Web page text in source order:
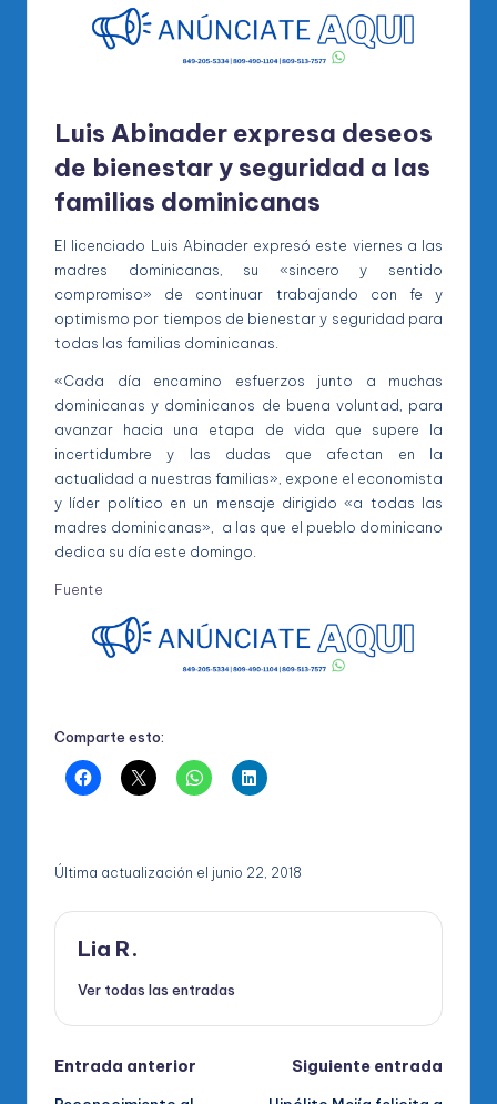
Luis Abinader expresa deseos
de bienestar y seguridad a las
familias dominicanas
El licenciado Luis Abinader expresó este viernes a las
madres dominicanas, su «sincero y sentido
compromiso» de continuar trabajando con fe y
optimismo por tiempos de bienestar y seguridad para
todas las familias dominicanas.
«Cada día encamino esfuerzos junto a muchas
dominicanas y dominicanos de buena voluntad, para
avanzar hacia una etapa de vida que supere la
incertidumbre y las dudas que afectan en la
actualidad a nuestras familias», expone el economista
y líder político en un mensaje dirigido «a todas las
madres dominicanas», a las que el pueblo dominicano
dedica su día este domingo.
Fuente
Comparte esto:
Última actualización el junio 22, 2018
Lia R.
Ver todas las entradas
Navegación
Entrada anterior
Siguiente entrada